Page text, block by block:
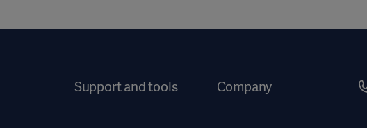
Support and tools Company